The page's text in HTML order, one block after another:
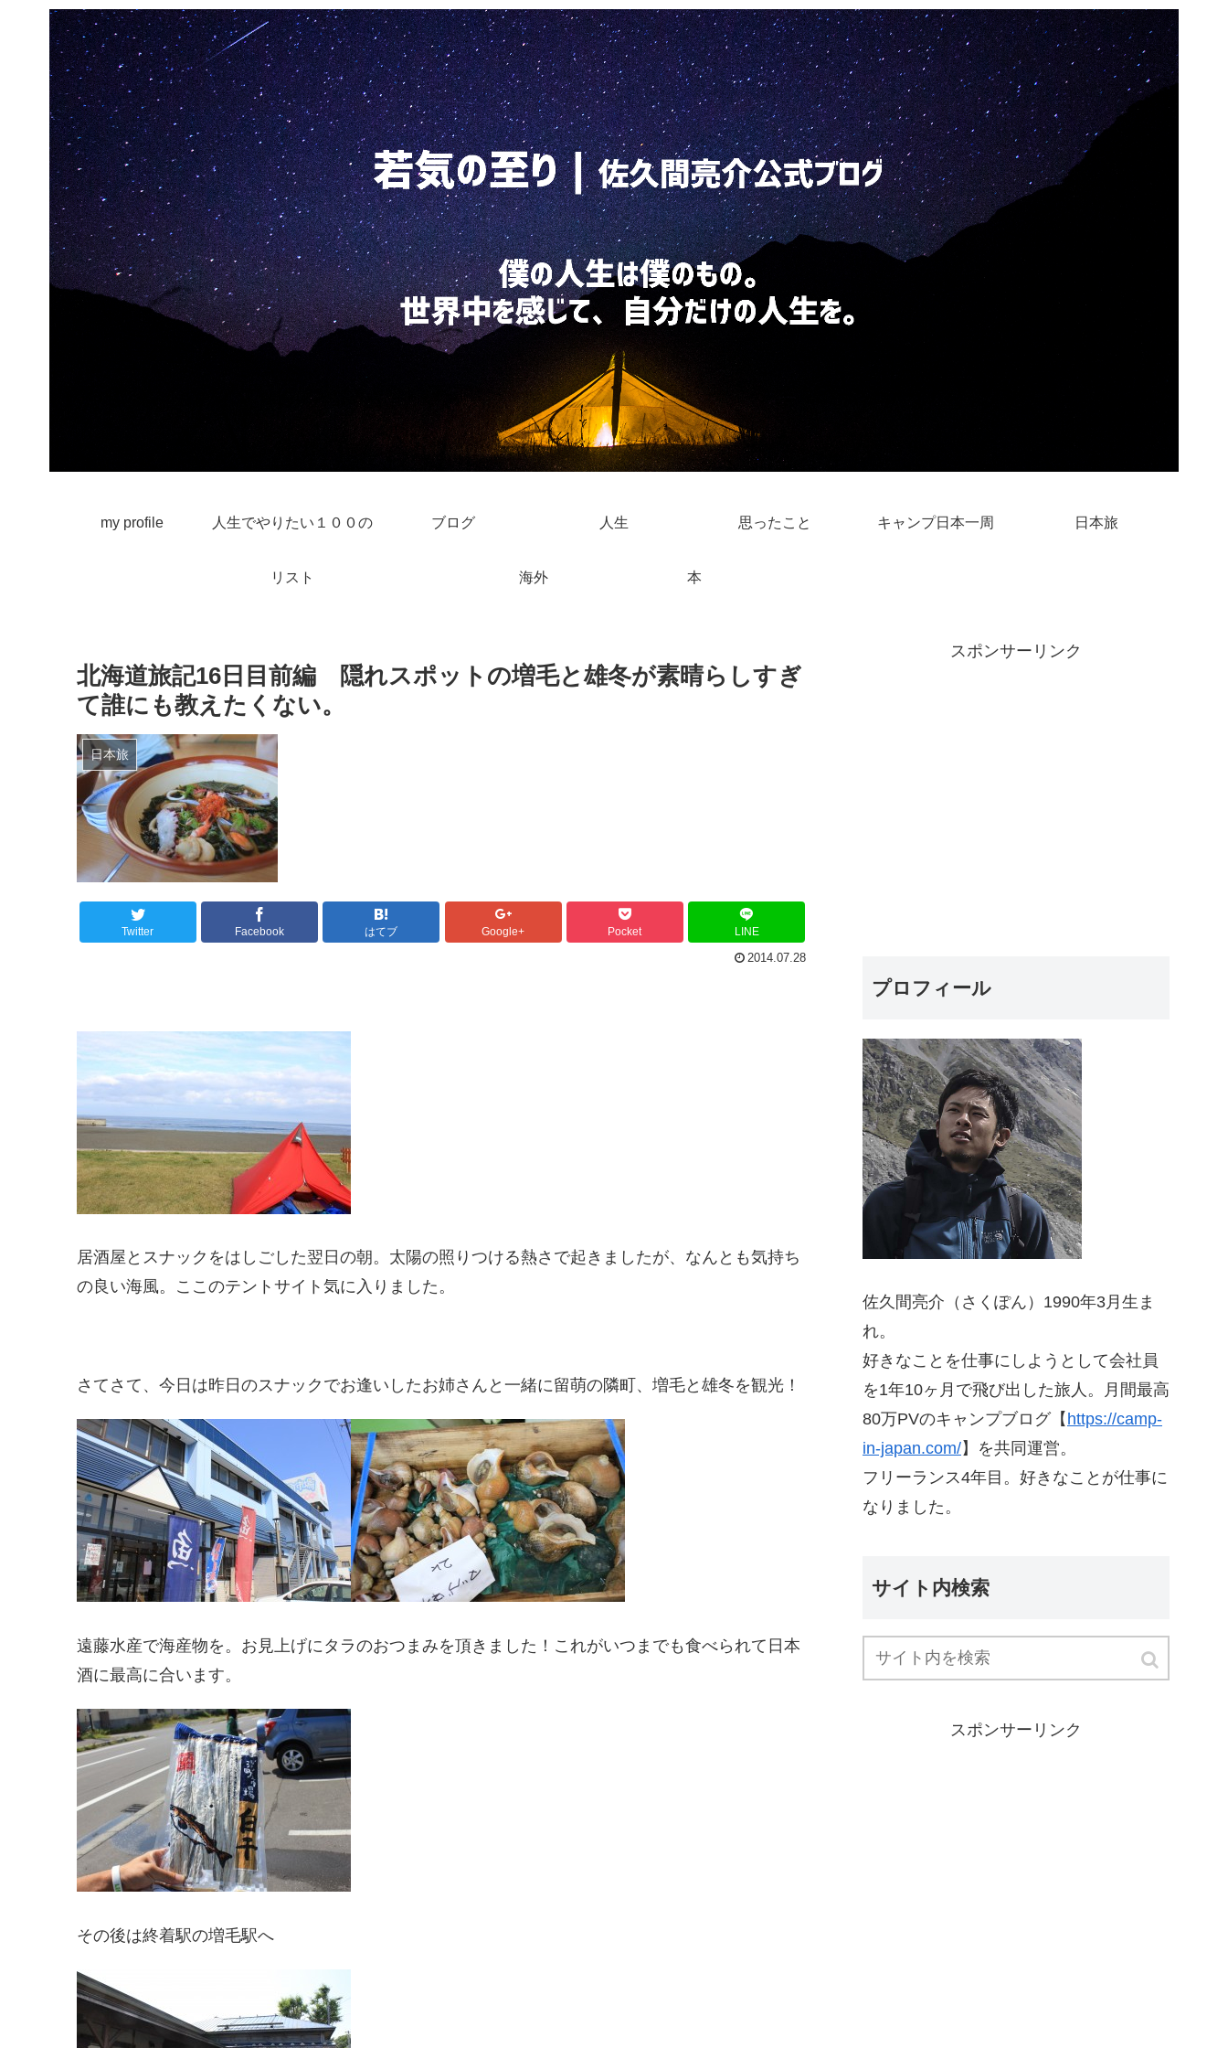
my profile 人生でやりたい１００の
リスト
ブログ 人生 思ったこと キャンプ日本一周 日本旅
海外 本
北海道旅記16日目前編 隠れスポットの増毛と雄冬が素晴らしすぎ
て誰にも教えたくない。
日本旅
Twitter Facebook はてブ Google+ Pocket LINE
2014.07.28
居酒屋とスナックをはしごした翌日の朝。太陽の照りつける熱さで起きましたが、なんとも気持ち
の良い海風。ここのテントサイト気に入りました。
さてさて、今日は昨日のスナックでお逢いしたお姉さんと一緒に留萌の隣町、増毛と雄冬を観光！
遠藤水産で海産物を。お見上げにタラのおつまみを頂きました！これがいつまでも食べられて日本
酒に最高に合います。
その後は終着駅の増毛駅へ
スポンサーリンク
プロフィール
佐久間亮介（さくぽん）1990年3月生ま
れ。
好きなことを仕事にしようとして会社員
を1年10ヶ月で飛び出した旅人。月間最高
80万PVのキャンプブログ【 https://camp-
in-japan.com/】を共同運営。
フリーランス4年目。好きなことが仕事に
なりました。
サイト内検索
スポンサーリンク